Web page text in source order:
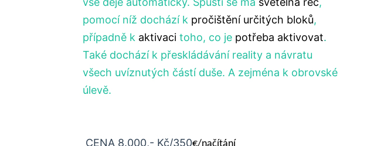
pomocí níž dochází k pročištění určitých bloků,
případně k aktivaci toho, co je potřeba aktivovat.
Také dochází k přeskládávání reality a návratu
všech uvíznutých částí duše. A zejména k obrovské
úlevě.
CENA 8.000,- Kč/350